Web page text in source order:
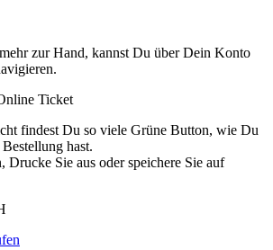
zur Hand, kannst Du über Dein Konto
findest Du so viele Grüne Button, wie Du
hast.
Drucke Sie aus oder speichere Sie auf